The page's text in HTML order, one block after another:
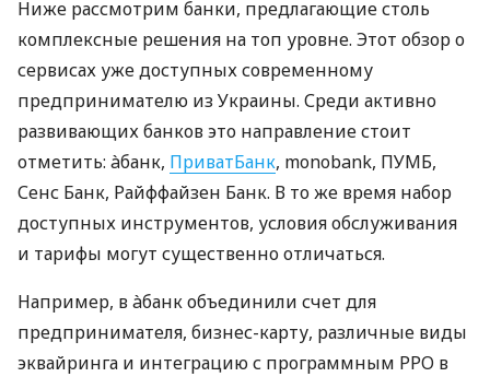
Ниже рассмотрим банки, предлагающие столь
комплексные решения на топ уровне. Этот обзор о
сервисах уже доступных современному
предпринимателю из Украины. Среди активно
развивающих банков это направление стоит
отметить: àбанк, ПриватБанк, monobank, ПУМБ,
Сенс Банк, Райффайзен Банк. В то же время набор
доступных инструментов, условия обслуживания
и тарифы могут существенно отличаться.
Например, в àбанк объединили счет для
предпринимателя, бизнес-карту, различные виды
эквайринга и интеграцию с программным РРО в